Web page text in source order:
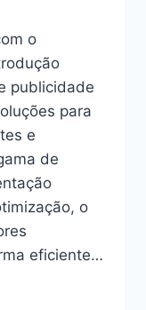
o
publicidade
para
e
de
o
eficiente…